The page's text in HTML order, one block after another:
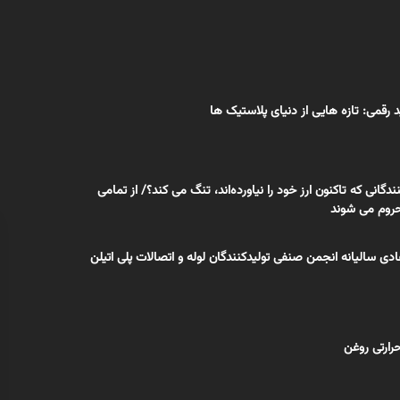
رقمی: تازه هایی از دنیای پلاستیک ها
که تاکنون ارز خود را نیاورده‌اند، تنگ می کند؟/ از تمامی
می شوند
سالیانه انجمن صنفی تولیدکنندگان لوله و اتصالات پلی اتیلن
روغن‌